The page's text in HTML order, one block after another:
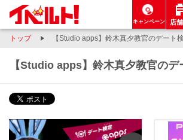
キャンペーン 店
トップ 【Studio apps】鈴木真夕教官のデート
【Studio apps】鈴木真夕教官の